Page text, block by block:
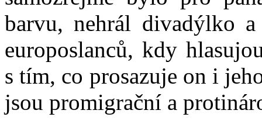
barvu, nehrál divadýlko
europoslanců, kdy
s tím, co prosazuje on i
jsou promigrační a